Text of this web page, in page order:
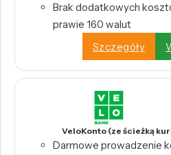
Brak dodatkowych
prawie 160 walut
Szczegóły
VeloKonto (ze ścieżką
Darmowe prowadzenie